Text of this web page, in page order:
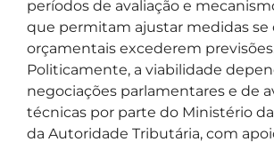
períodos de avaliação e
que permitam ajustar medidas se
orçamentais excederem
Politicamente, a viabilidade
negociações parlamentares e de
técnicas por parte do Ministério
da Autoridade Tributária, com